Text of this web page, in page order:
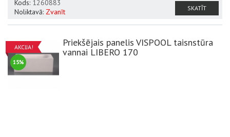
Kods: 1260883
Noliktavā: Zvanīt SKATĪT
AKCIJA!
15%
Priekšējais panelis VISPOOL taisnstūra
vannai LIBERO 170